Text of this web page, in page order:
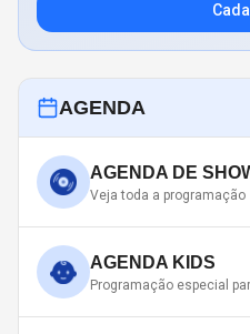
AGENDA
AGENDA DE
Veja toda a programação
AGENDA KIDS
Programação especial